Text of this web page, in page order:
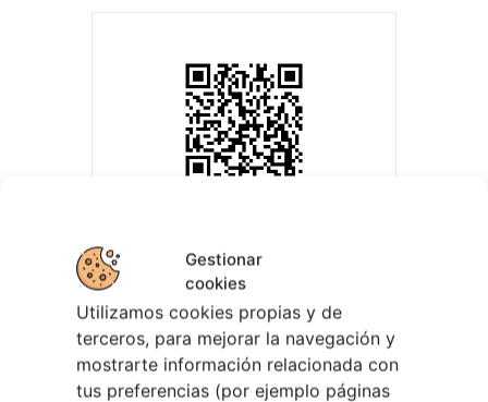
Gestionar
cookies
Utilizamos cookies propias y de
terceros, para mejorar la navegación y
mostrarte información relacionada con
tus preferencias (por ejemplo páginas
EVENTOS RELACIONADOS